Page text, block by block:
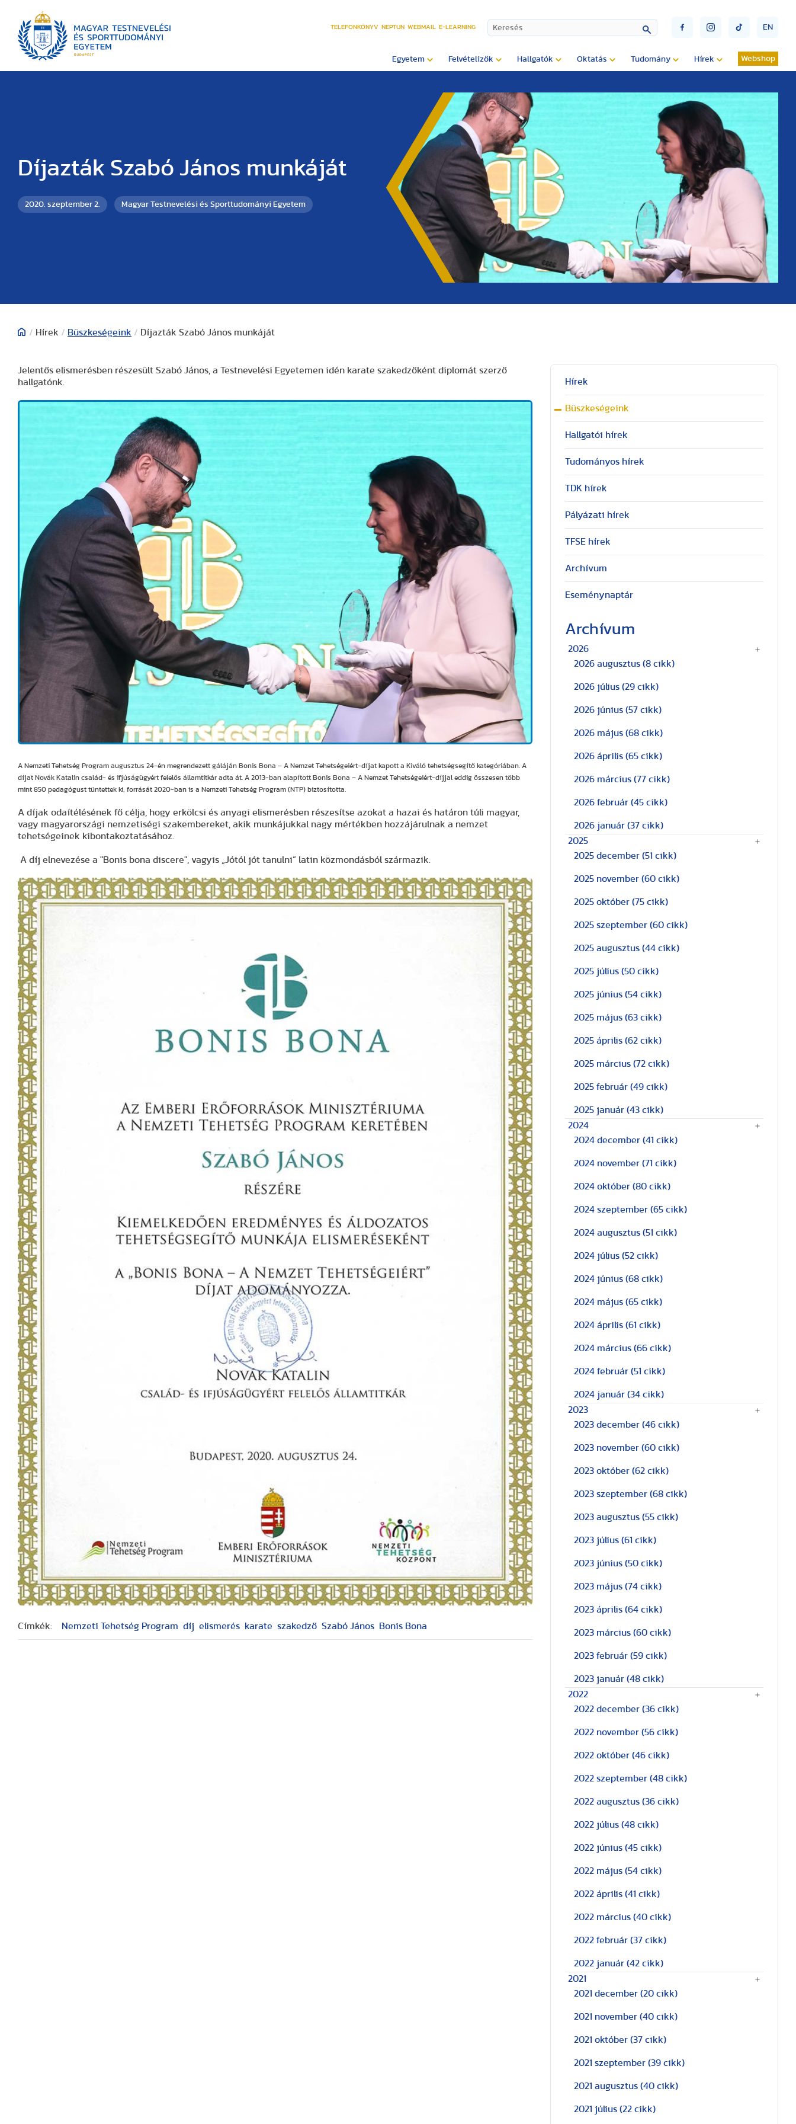
TELEFONKÖNYV NEPTUN WEBMAIL E-LEARNING EN
Egyetem Felvételizők Hallgatók Oktatás Tudomány Hírek Webshop
Díjazták Szabó János munkáját
2020. szeptember 2. Magyar Testnevelési és Sporttudományi Egyetem
/ Hírek / Büszkeségeink / Díjazták Szabó János munkáját
Jelentős elismerésben részesült Szabó János, a Testnevelési Egyetemen idén karate szakedzőként diplomát szerző
hallgatónk.
A Nemzeti Tehetség Program augusztus 24-én megrendezett gáláján Bonis Bona – A Nemzet Tehetségeiért-díjat kapott a Kiváló tehetségsegítő kategóriában. A
díjat Novák Katalin család- és ifjúságügyért felelős államtitkár adta át. A 2013-ban alapított Bonis Bona – A Nemzet Tehetségeiért-díjjal eddig összesen több
mint 850 pedagógust tüntettek ki, forrását 2020-ban is a Nemzeti Tehetség Program (NTP) biztosította.
A díjak odaítélésének fő célja, hogy erkölcsi és anyagi elismerésben részesítse azokat a hazai és határon túli magyar,
vagy magyarországi nemzetiségi szakembereket, akik munkájukkal nagy mértékben hozzájárulnak a nemzet
tehetségeinek kibontakoztatásához.
A díj elnevezése a "Bonis bona discere", vagyis „Jótól jót tanulni” latin közmondásból származik.
Címkék: Nemzeti Tehetség Program díj elismerés karate szakedző Szabó János Bonis Bona
Hírek
Büszkeségeink
Hallgatói hírek
Tudományos hírek
TDK hírek
Pályázati hírek
TFSE hírek
Archívum
Eseménynaptár
Archívum
2026
2026 augusztus (8 cikk)
2026 július (29 cikk)
2026 június (57 cikk)
2026 május (68 cikk)
2026 április (65 cikk)
2026 március (77 cikk)
2026 február (45 cikk)
2026 január (37 cikk)
2025
2025 december (51 cikk)
2025 november (60 cikk)
2025 október (75 cikk)
2025 szeptember (60 cikk)
2025 augusztus (44 cikk)
2025 július (50 cikk)
2025 június (54 cikk)
2025 május (63 cikk)
2025 április (62 cikk)
2025 március (72 cikk)
2025 február (49 cikk)
2025 január (43 cikk)
2024
2024 december (41 cikk)
2024 november (71 cikk)
2024 október (80 cikk)
2024 szeptember (65 cikk)
2024 augusztus (51 cikk)
2024 július (52 cikk)
2024 június (68 cikk)
2024 május (65 cikk)
2024 április (61 cikk)
2024 március (66 cikk)
2024 február (51 cikk)
2024 január (34 cikk)
2023
2023 december (46 cikk)
2023 november (60 cikk)
2023 október (62 cikk)
2023 szeptember (68 cikk)
2023 augusztus (55 cikk)
2023 július (61 cikk)
2023 június (50 cikk)
2023 május (74 cikk)
2023 április (64 cikk)
2023 március (60 cikk)
2023 február (59 cikk)
2023 január (48 cikk)
2022
2022 december (36 cikk)
2022 november (56 cikk)
2022 október (46 cikk)
2022 szeptember (48 cikk)
2022 augusztus (36 cikk)
2022 július (48 cikk)
2022 június (45 cikk)
2022 május (54 cikk)
2022 április (41 cikk)
2022 március (40 cikk)
2022 február (37 cikk)
2022 január (42 cikk)
2021
2021 december (20 cikk)
2021 november (40 cikk)
2021 október (37 cikk)
2021 szeptember (39 cikk)
2021 augusztus (40 cikk)
2021 július (22 cikk)